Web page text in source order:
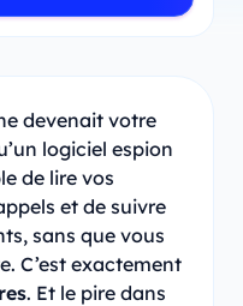
devenait votre
logiciel espion
de lire vos
et de suivre
sans que vous
C’est exactement
. Et le pire dans